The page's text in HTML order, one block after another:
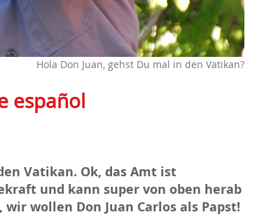
Hola Don Juan, gehst Du mal in den Vatikan?
español
Vatikan. Ok, das Amt ist
und kann super von oben herab
wollen Don Juan Carlos als Papst!